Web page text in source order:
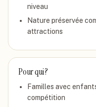
niveau
Nature préservée
attractions
Pour qui ?
Familles avec
compétition